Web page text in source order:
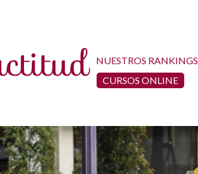
NUESTROS RANKINGS
CURSOS ONLINE